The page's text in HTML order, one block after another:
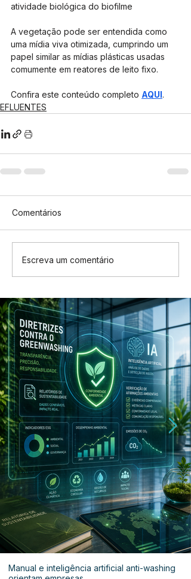
atividade biológica do biofilme
A vegetação pode ser entendida como
uma mídia viva otimizada, cumprindo um
papel similar as mídias plásticas usadas
comumente em reatores de leito fixo.
Confira este conteúdo completo AQUI.
EFLUENTES
Comentários
Escreva um comentário
Manual e inteligência artificial anti-washing